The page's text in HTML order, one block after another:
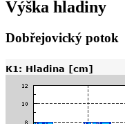
Výška hladiny
Dobřejovický potok